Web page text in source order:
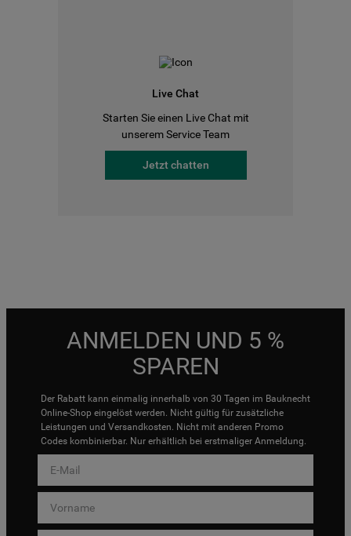
Live Chat
Starten Sie einen Live Chat mit
unserem Service Team
Jetzt chatten
ANMELDEN UND 5 %
SPAREN
Der Rabatt kann einmalig innerhalb von 30 Tagen im Bauknecht
Online-Shop eingelöst werden. Nicht gültig für zusätzliche
Leistungen und Versandkosten. Nicht mit anderen Promo
Codes kombinierbar. Nur erhältlich bei erstmaliger Anmeldung.